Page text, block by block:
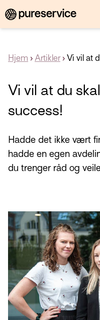
Hjem › Artikler› Vi vil at
Vi vil at du
success!
Hadde det ikke vært
hadde en egen
du trenger råd og